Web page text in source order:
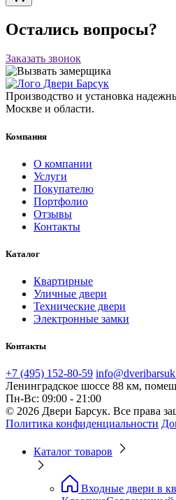
Остались вопросы?
Заказать звонок
Производство и установка
Москве и области.
Компания
О компании
Услуги
Покупателю
Портфолио
Отзывы
Контакты
Каталог
Квартирные
Уличные двери
Технические двери
Электронные замки
Контакты
+7 (495) 152-80-59
Ленинградское шоссе 88 км,
Пн-Вс: 09:00 - 21:00
© 2026 Двери Барсук. Все права
Политика конфиденциальности
Каталог товаров
Входные двери в